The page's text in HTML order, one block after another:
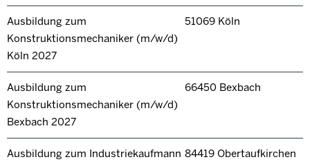
Ausbildung zum
Konstruktionsmechaniker (m/w/d)
Köln 2027
51069 Köln
Ausbildung zum
Konstruktionsmechaniker (m/w/d)
Bexbach 2027
66450 Bexbach
Ausbildung zum Industriekaufmann 84419 Obertaufkirchen